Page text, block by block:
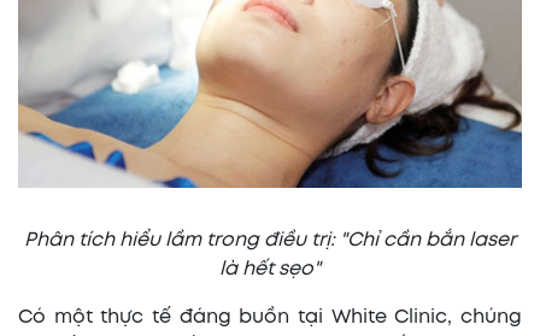
Phân tích hiểu lầm trong điều trị: "Chỉ cần bắn laser
là hết sẹo"
Có một thực tế đáng buồn tại White Clinic, chúng